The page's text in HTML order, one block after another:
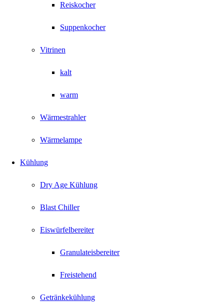
Reiskocher
Suppenkocher
Vitrinen
kalt
warm
Wärmestrahler
Wärmelampe
Kühlung
Dry Age Kühlung
Blast Chiller
Eiswürfelbereiter
Granulateisbereiter
Freistehend
Getränkekühlung